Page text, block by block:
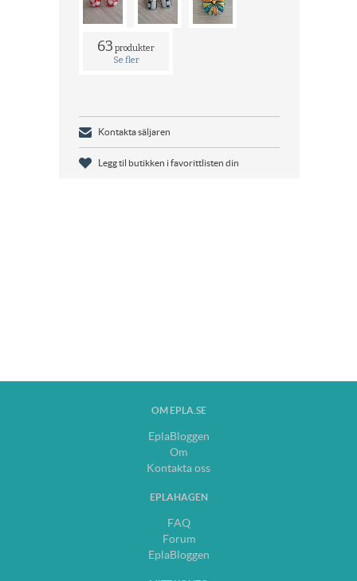
63 produkter
Se fler
Kontakta säljaren
Legg til butikken i favorittlisten din
OM EPLA.SE
EplaBloggen
Om
Kontakta oss
EPLAHAGEN
FAQ
Forum
EplaBloggen